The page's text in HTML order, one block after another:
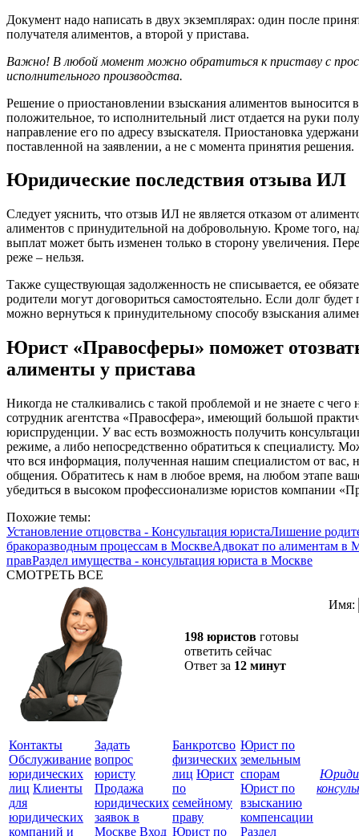
Документ надо написать в двух экземплярах: один после
получателя алиментов, а второй у пристава.
Важно! В любой момент можно обратиться к приставу с
исполнительного производства.
Решение о приостановлении взыскания алиментов выносится
положительное, то исполнительный лист отдается на руки
направление его по адресу взыскателя. Приостановка
поставленной на заявлении, а не с момента принятия решения.
Юридические последствия отзыва ИЛ
Следует уяснить, что отзыв ИЛ не является отказом от
алиментов с принудительной на добровольную. Кроме того,
выплат может быть изменен только в сторону увеличения.
реже – нельзя.
Также существующая задолженность не списывается, ее
родители могут договориться самостоятельно. Если долг
можно вернуться к принудительному способу взыскания
Юрист «Правосферы» поможет
алименты у пристава
Никогда не сталкивались с такой проблемой и не знаете с чего
сотрудник агентства «Правосфера», имеющий большой
юриспруденции. У вас есть возможность получить
режиме, а либо непосредственно обратиться к специалисту.
что вся информация, полученная нашим специалистом от вас,
общения. Обратитесь к нам в любое время, на любом этапе
убедиться в высоком профессионализме юристов компании
Похожие темы:
Установление отцовства - Консультация юристаЛишение
бракоразводным процессам в МосквеАдвокат по алиментам в
правРаздел имущества - консультация юриста в Москве
СМОТРЕТЬ ВСЕ
198 юристов готовы
ответить сейчас
Ответ за 12 минут
Имя:
Контакты
Обслуживание
юридических
лиц Клиенты
для
юридических
компаний и
Задать
вопрос
юристу
Продажа
юридических
заявок в
Москве Вход
Банкротсво
физических
лиц Юрист
по
семейному
праву
Юрист по
Юрист по
земельным
спорам
Юрист по
взысканию
компенсации
Раздел